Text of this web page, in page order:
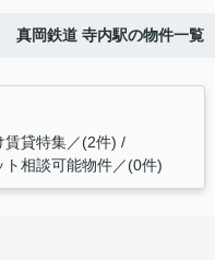
真岡鉄道 寺内駅の物件一覧
賃貸特集／(2件)
ト相談可能物件／(0件)